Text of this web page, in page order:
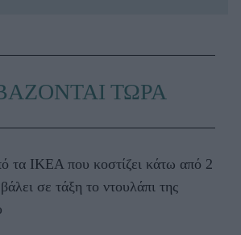
ΤΩΡΑ
τα IKEA που κοστίζει κάτω από 2
σε τάξη το ντουλάπι της